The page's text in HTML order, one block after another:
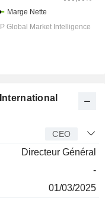
CEO
Directeur Général
-
01/03/2025